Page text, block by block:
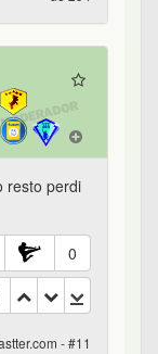
resto perdi
0
- #11